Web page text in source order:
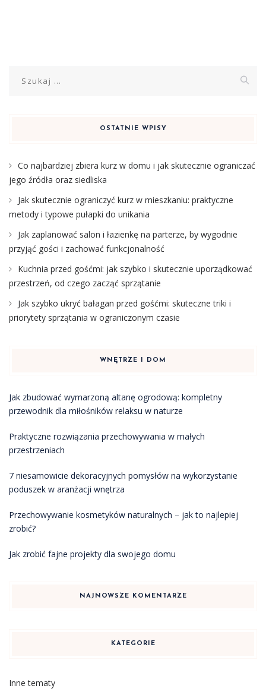
OSTATNIE WPISY
Co najbardziej zbiera kurz w domu i jak skutecznie ograniczać
jego źródła oraz siedliska
Jak skutecznie ograniczyć kurz w mieszkaniu: praktyczne
metody i typowe pułapki do unikania
Jak zaplanować salon i łazienkę na parterze, by wygodnie
przyjąć gości i zachować funkcjonalność
Kuchnia przed gośćmi: jak szybko i skutecznie uporządkować
przestrzeń, od czego zacząć sprzątanie
Jak szybko ukryć bałagan przed gośćmi: skuteczne triki i
priorytety sprzątania w ograniczonym czasie
WNĘTRZE I DOM
Jak zbudować wymarzoną altanę ogrodową: kompletny
przewodnik dla miłośników relaksu w naturze
Praktyczne rozwiązania przechowywania w małych
przestrzeniach
7 niesamowicie dekoracyjnych pomysłów na wykorzystanie
poduszek w aranżacji wnętrza
Przechowywanie kosmetyków naturalnych – jak to najlepiej
zrobić?
Jak zrobić fajne projekty dla swojego domu
NAJNOWSZE KOMENTARZE
KATEGORIE
Inne tematy